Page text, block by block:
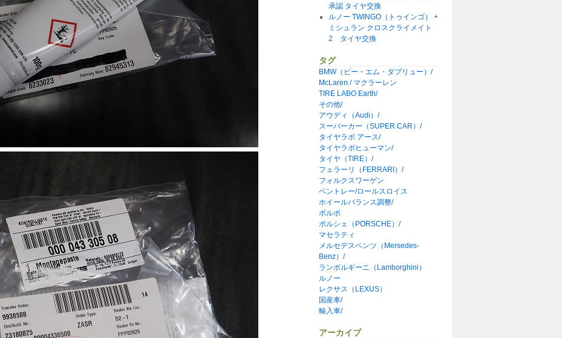
承認 タイヤ交換
ルノー TWINGO（トゥインゴ） +
ミシュラン クロスクライメイト
2 タイヤ交換
タグ
BMW（ビー・エム・ダブリュー）/
McLaren / マクラーレン
TIRE LABO Earth/
その他/
アウディ（Audi）/
スーパーカー（SUPER CAR）/
タイヤラボ アース/
タイヤラボヒューマン/
タイヤ（TIRE）/
フェラーリ（FERRARI）/
フォルクスワーゲン
ベントレー/ロールスロイス
ホイールバランス調整/
ボルボ
ポルシェ（PORSCHE）/
マセラティ
メルセデスベンツ（Mersedes-
Benz）/
ランボルギーニ（Lamborghini）
ルノー
レクサス（LEXUS）
国産車/
輸入車/
アーカイブ